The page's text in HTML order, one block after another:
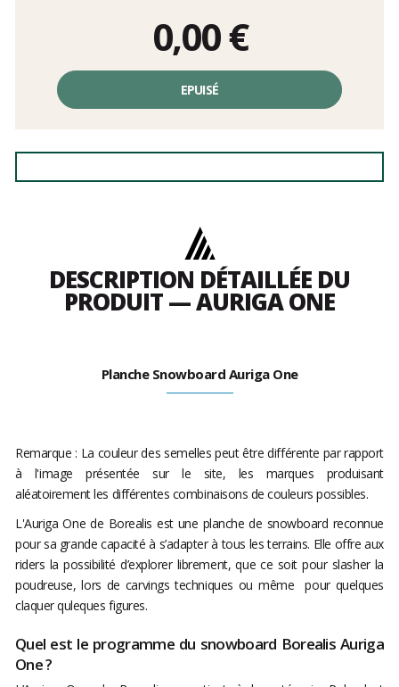
0,00€
EPUISÉ
DESCRIPTION DÉTAILLÉE DU
PRODUIT — AURIGA ONE
Planche Snowboard Auriga One
Remarque : La couleur des semelles peut être différente par rapport
à l'image présentée sur le site, les marques produisant
aléatoirement les différentes combinaisons de couleurs possibles.
L'Auriga One de Borealis est une planche de snowboard reconnue
pour sa grande capacité à s’adapter à tous les terrains. Elle offre aux
riders la possibilité d’explorer librement, que ce soit pour slasher la
poudreuse, lors de carvings techniques ou même pour quelques
claquer quleques figures.
Quel est le programme du snowboard Borealis Auriga
One ?